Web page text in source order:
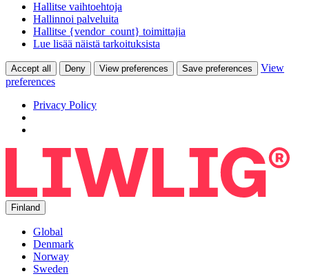
Hallitse vaihtoehtoja
Hallinnoi palveluita
Hallitse {vendor_count} toimittajia
Lue lisää näistä tarkoituksista
Accept all Deny View preferences Save preferences
View
preferences
Privacy Policy
Finland
Global
Denmark
Norway
Sweden